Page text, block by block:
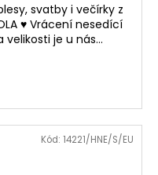
svatby i večírky z
♥ Vrácení nesedící
je u nás...
Kód: 14221/HNE/S/EU